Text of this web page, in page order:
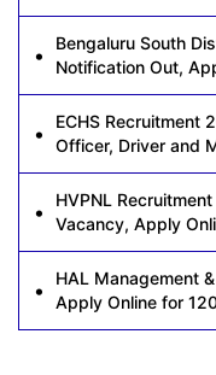
Bengaluru South
Notification Out,
ECHS Recruitment
Officer, Driver and
HVPNL
Vacancy, Apply
HAL Management
Apply Online for